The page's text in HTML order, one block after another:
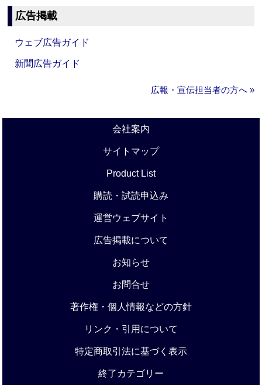
広告掲載
ウェブ広告ガイド
新聞広告ガイド
広報・宣伝担当者の方へ »
会社案内
サイトマップ
Product List
購読・試読申込み
運営ウェブサイト
広告掲載について
お知らせ
お問合せ
著作権・個人情報などの方針
リンク・引用について
特定商取引法に基づく表示
終了カテゴリー